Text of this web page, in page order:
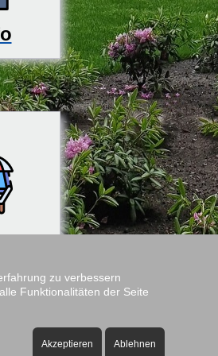
zu verbessern
Funktionalitäten der Seite
Akzeptieren Ablehnen